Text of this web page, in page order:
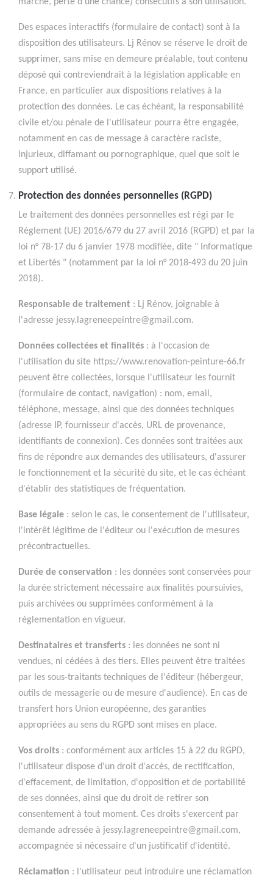
Des espaces interactifs (formulaire de contact) sont à la
disposition des utilisateurs. Lj Rénov se réserve le droit de
supprimer, sans mise en demeure préalable, tout contenu
déposé qui contreviendrait à la législation applicable en
France, en particulier aux dispositions relatives à la
protection des données. Le cas échéant, la responsabilité
civile et/ou pénale de l'utilisateur pourra être engagée,
notamment en cas de message à caractère raciste,
injurieux, diffamant ou pornographique, quel que soit le
support utilisé.
Protection des données personnelles (RGPD)
Le traitement des données personnelles est régi par le
Règlement (UE) 2016/679 du 27 avril 2016 (RGPD) et par la
loi n° 78-17 du 6 janvier 1978 modifiée, dite " Informatique
et Libertés " (notamment par la loi n° 2018-493 du 20 juin
2018).
Responsable de traitement : Lj Rénov, joignable à
l'adresse jessy.lagreneepeintre@gmail.com.
Données collectées et finalités : à l'occasion de
l'utilisation du site https://www.renovation-peinture-66.fr
peuvent être collectées, lorsque l'utilisateur les fournit
(formulaire de contact, navigation) : nom, email,
téléphone, message, ainsi que des données techniques
(adresse IP, fournisseur d'accès, URL de provenance,
identifiants de connexion). Ces données sont traitées aux
fins de répondre aux demandes des utilisateurs, d'assurer
le fonctionnement et la sécurité du site, et le cas échéant
d'établir des statistiques de fréquentation.
Base légale : selon le cas, le consentement de l'utilisateur,
l'intérêt légitime de l'éditeur ou l'exécution de mesures
précontractuelles.
Durée de conservation : les données sont conservées pour
la durée strictement nécessaire aux finalités poursuivies,
puis archivées ou supprimées conformément à la
réglementation en vigueur.
Destinataires et transferts : les données ne sont ni
vendues, ni cédées à des tiers. Elles peuvent être traitées
par les sous-traitants techniques de l'éditeur (hébergeur,
outils de messagerie ou de mesure d'audience). En cas de
transfert hors Union européenne, des garanties
appropriées au sens du RGPD sont mises en place.
Vos droits : conformément aux articles 15 à 22 du RGPD,
l'utilisateur dispose d'un droit d'accès, de rectification,
d'effacement, de limitation, d'opposition et de portabilité
de ses données, ainsi que du droit de retirer son
consentement à tout moment. Ces droits s'exercent par
demande adressée à jessy.lagreneepeintre@gmail.com,
accompagnée si nécessaire d'un justificatif d'identité.
Réclamation : l'utilisateur peut introduire une réclamation